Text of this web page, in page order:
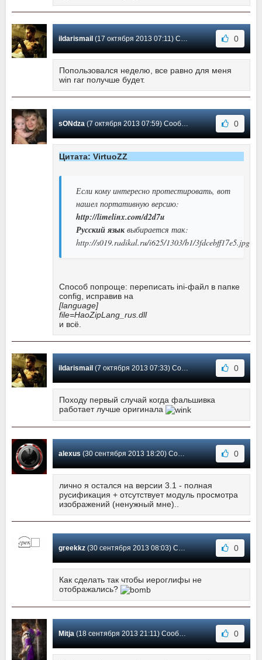
ildarismail(17 октября 2013 07:11) Сообщение #178 0
Попользовался неделю, все равно для меня
win rar получше будет.
sONdza(7 октября 2013 07:59) Сообщение #177 0
Цитата: VirtuoZZ
Если кому интересно протестировать, вот
нашел портативную версию:
http://limelinx.com/d2d7u
Русский языквыбирается так:
http://s019.radikal.ru/i625/1303/b1/3fdcebff17e5.jpg
Способ попроще: переписать ini-файл в папке
config, исправив на
[language]
file=HaoZipLang_rus.dll
и всё.
ildarismail(7 октября 2013 07:33) Сообщение #176 0
Походу первый случай когда фальшивка
работает лучше оригинала
alexus(30 сентября 2013 18:20) Сообщение #175 0
лично я остался на версии 3.1 - полная
русификация + отсутствует модуль просмотра
изображений (ненужный мне)..
greekkz(30 сентября 2013 08:03) Сообщение #174 0
Как сделать так чтобы иероглифы не
отображались?
Mitja(18 сентября 2013 21:11) Сообщение #173 0